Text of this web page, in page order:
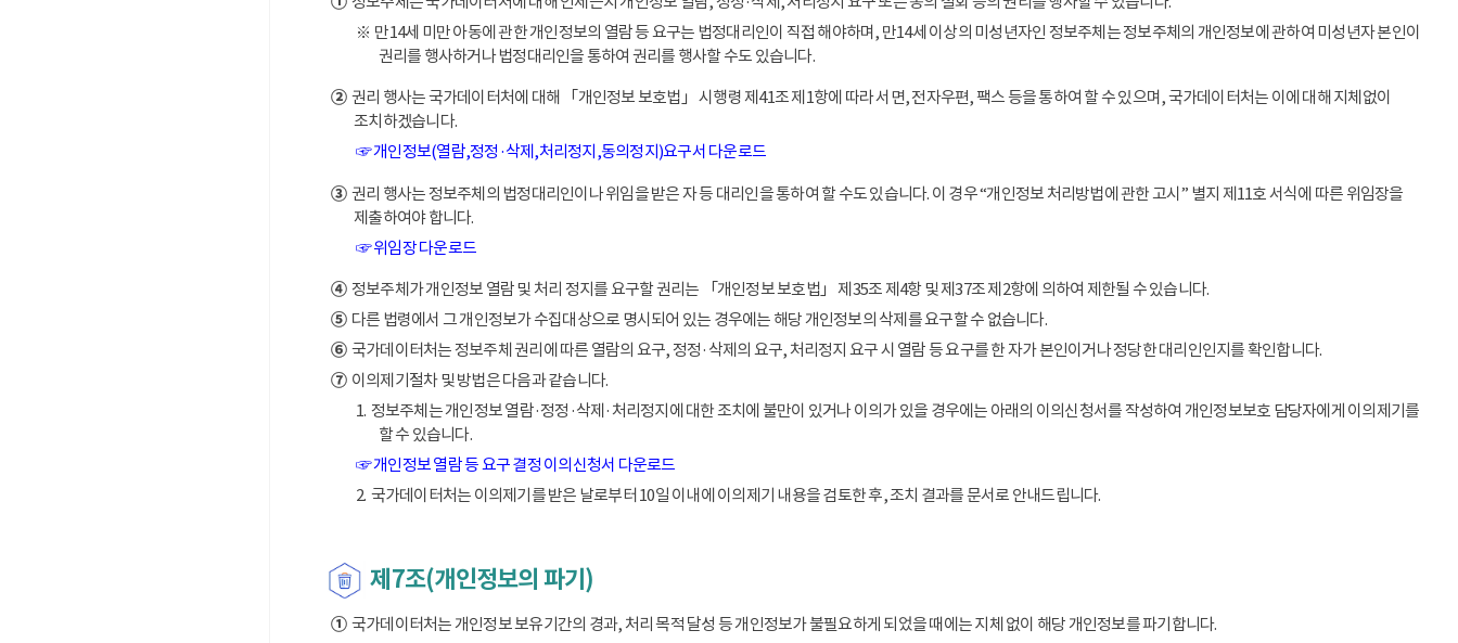
※ 만14세 미만 아동에 관한 개인정보의 열람 등 요구는 법정대리인이 직접 해야하며, 만14세 이상의 미성년자인 정보주체는 정보주체의 개인정보에 관하여 미성년자 본인이
권리를 행사하거나 법정대리인을 통하여 권리를 행사할 수도 있습니다.
②권리 행사는 국가데이터처에 대해 「개인정보 보호법」 시행령 제41조 제1항에 따라 서면, 전자우편, 팩스 등을 통하여 할 수 있으며, 국가데이터처는 이에 대해 지체없이
조치하겠습니다.
☞ 개인정보(열람,정정·삭제,처리정지,동의정지)요구서 다운로드
③권리 행사는 정보주체의 법정대리인이나 위임을 받은 자 등 대리인을 통하여 할 수도 있습니다. 이 경우 “개인정보 처리방법에 관한 고시” 별지 제11호 서식에 따른 위임장을
제출하여야 합니다.
☞ 위임장 다운로드
④정보주체가 개인정보 열람 및 처리 정지를 요구할 권리는 「개인정보 보호법」 제35조 제4항 및 제37조 제2항에 의하여 제한될 수 있습니다.
⑤다른 법령에서 그 개인정보가 수집대상으로 명시되어 있는 경우에는 해당 개인정보의 삭제를 요구할 수 없습니다.
⑥국가데이터처는 정보주체 권리에 따른 열람의 요구, 정정·삭제의 요구, 처리정지 요구 시 열람 등 요구를 한 자가 본인이거나 정당한 대리인인지를 확인합니다.
⑦이의제기절차 및 방법은 다음과 같습니다.
1. 정보주체는 개인정보 열람·정정·삭제·처리정지에 대한 조치에 불만이 있거나 이의가 있을 경우에는 아래의 이의신청서를 작성하여 개인정보보호 담당자에게 이의제기를
할 수 있습니다.
☞ 개인정보 열람 등 요구 결정 이의신청서 다운로드
2. 국가데이터처는 이의제기를 받은 날로부터 10일 이내에 이의제기 내용을 검토한 후, 조치 결과를 문서로 안내드립니다.
제7조(개인정보의 파기)
①국가데이터처는 개인정보 보유기간의 경과, 처리 목적 달성 등 개인정보가 불필요하게 되었을 때에는 지체 없이 해당 개인정보를 파기합니다.